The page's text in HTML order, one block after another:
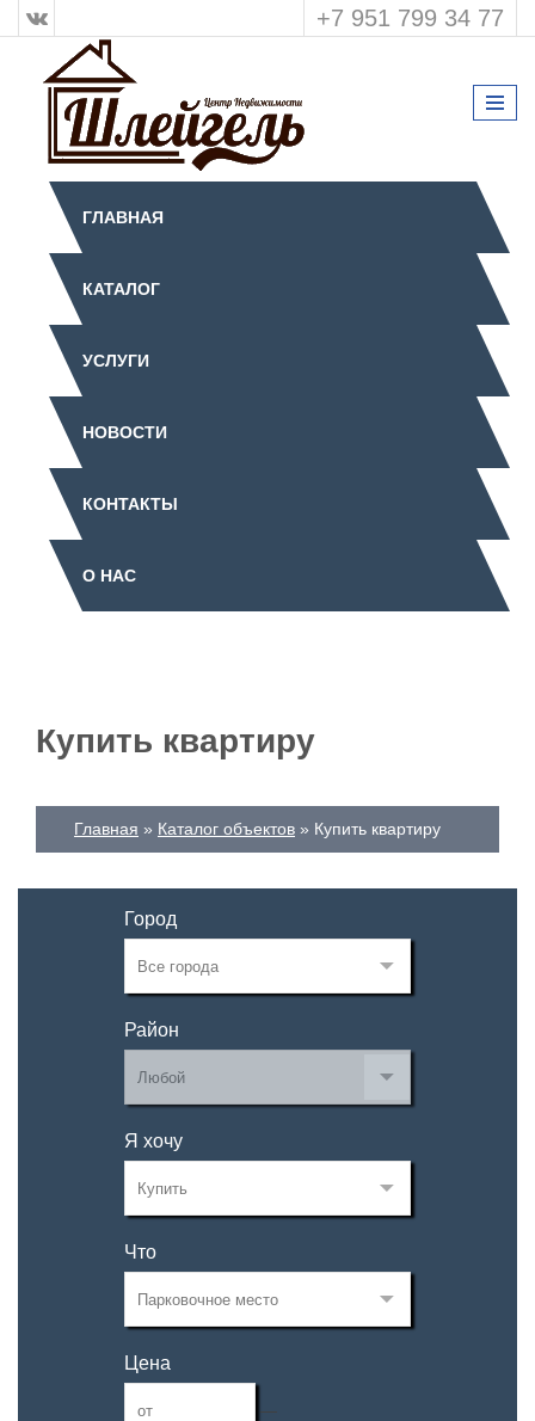
+7 951 799 34 77
ГЛАВНАЯ
КАТАЛОГ
УСЛУГИ
НОВОСТИ
КОНТАКТЫ
О НАС
Купить квартиру
Главная Каталог объектов Купить квартиру
Город
Район
Я хочу
Что
Цена
—